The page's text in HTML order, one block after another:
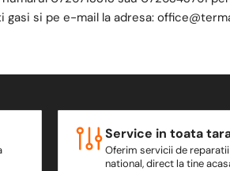
si pe e-mail la adresa:
Service in toata
Oferim servicii de reparatii
national, direct la tine